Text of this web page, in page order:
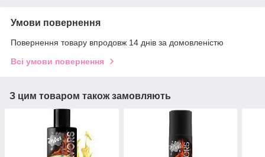
Умови повернення
Повернення товару впродовж 14 днів за домовленістю
Всі умови повернення
З цим товаром також замовляють